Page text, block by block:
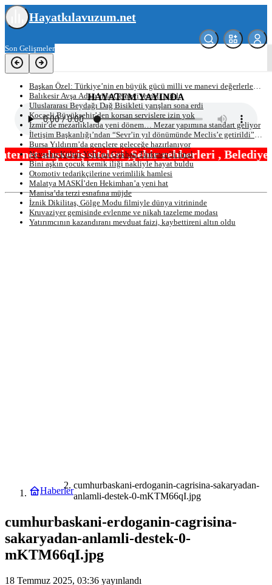
Hayatkılavuzum.net
Son Gelişmeler
Başkan Özel: Türkiye’nin en büyük gücü milli ve manevi değerlerle
yetişen nesillerdir
Balıkesir Avşa Adası’nda Cemevi temeli atıldı
Uluslararası Beydağı Dağ Bisikleti yarışları sona erdi
Kocaeli Büyükşehir’den korsan servislere izin yok
İzmir’de mezarlıklarda yeni dönem… Mezar yapımına standart geliyor
İletişim Başkanlığı’ndan “Sevr’in yıl dönümünde Meclis’e getirildi”
iddiasına yalanlama
Bursa Yıldırım’da gençlere geleceğe hazırlanıyor
Nevşehir Kültür Yolu’na Gökhan Türkmen’li final
Bini aşkın çocuk kemik iliği nakliyle hayat buldu
Otomotiv tedarikçilerine verimlilik hamlesi
Malatya MASKİ’den Hekimhan’a yeni hat
Manisa’da terzi esnafına müjde
İznik Dikilitaş, Gölge Modu filmiyle ‎dünya vitrininde
Kruvaziyer gemisinde evlenme ve nikah tazeleme modası
Yatırımcının kazandıranı mevduat faizi, kaybettireni altın oldu
HAYATFM YAYINDA
siteleri ,Şehir rehberleri , Belediye
Haberler
cumhurbaskani-erdoganin-cagrisina-sakaryadan-
anlamli-destek-0-mKTM66qI.jpg
cumhurbaskani-erdoganin-cagrisina-
sakaryadan-anlamli-destek-0-
mKTM66qI.jpg
18 Temmuz 2025, 03:36 yayınlandı